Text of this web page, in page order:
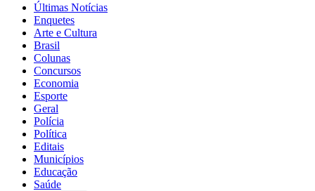
Últimas Notícias
Enquetes
Arte e Cultura
Brasil
Colunas
Concursos
Economia
Esporte
Geral
Polícia
Política
Editais
Municípios
Educação
Saúde